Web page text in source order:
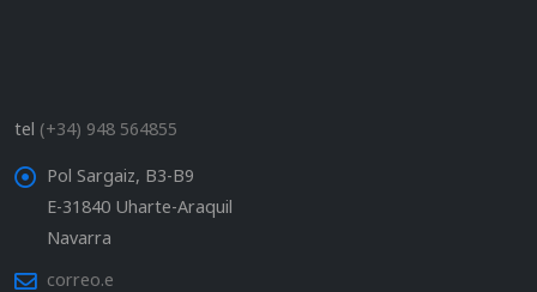
tel (+34) 948 564855
Pol Sargaiz, B3-B9
E-31840 Uharte-Araquil
Navarra
correo.e